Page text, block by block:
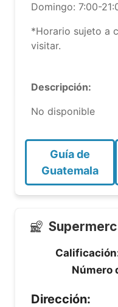
Domingo: 7:00-
*Horario sujeto a
visitar.
Descripción:
No disponible
Guía de
Guatemala
Número
Dirección: